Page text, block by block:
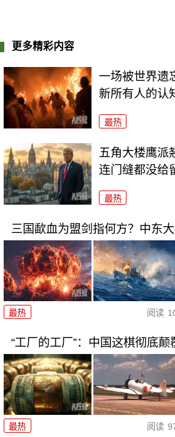
更多精彩内容
一场被世界遗
新所有人的认
最热
五角大楼鹰派
连门缝都没给
最热
三国歃血为盟剑指何方？中东大
最热 阅读
“工厂的工厂”：中国这棋彻底颠
最热 阅读